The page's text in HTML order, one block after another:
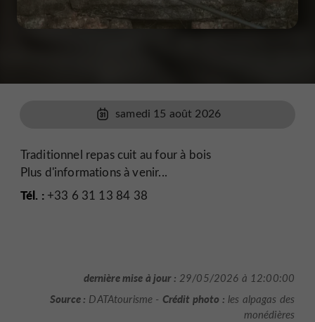
samedi 15 août 2026
Traditionnel repas cuit au four à bois
Plus d'informations à venir...
Tél. :+33 6 31 13 84 38
dernière mise à jour : 29/05/2026 à 12:00:00
Source : DATAtourisme - Crédit photo : les alpagas des
monédières